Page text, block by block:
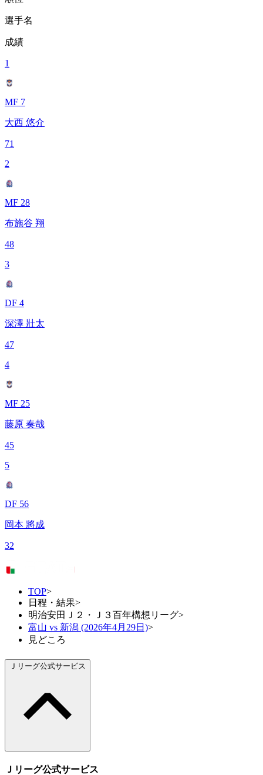
選手名
成績
1
MF 7
大西 悠介
71
2
MF 28
布施谷 翔
48
3
DF 4
深澤 壯太
47
4
MF 25
藤原 奏哉
45
5
DF 56
岡本 將成
32
TOP>
日程・結果>
明治安田Ｊ２・Ｊ３百年構想リーグ>
富山 vs 新潟 (2026年4月29日)>
見どころ
Ｊリーグ公式サービス
Ｊリーグ公式サービス